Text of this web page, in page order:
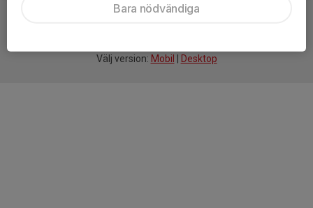
Välj version: Mobil Desktop
Bara nödvändiga